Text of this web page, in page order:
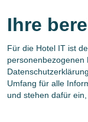
Ihre
Für die Hotel IT ist
personenbezogenen
Umfang für alle
und stehen dafür